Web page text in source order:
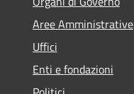
Aree Amministrative
Uffici
Enti e fondazioni